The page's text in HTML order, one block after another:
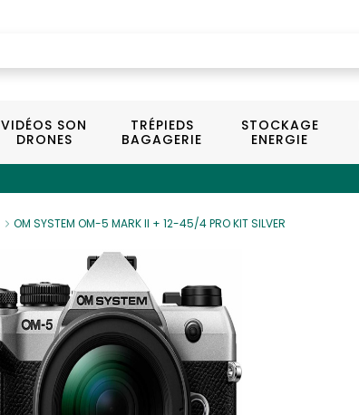
VIDÉOS SON
DRONES
TRÉPIEDS
BAGAGERIE
STOCKAGE
ENERGIE
OM SYSTEM OM-5 MARK II + 12-45/4 PRO KIT SILVER